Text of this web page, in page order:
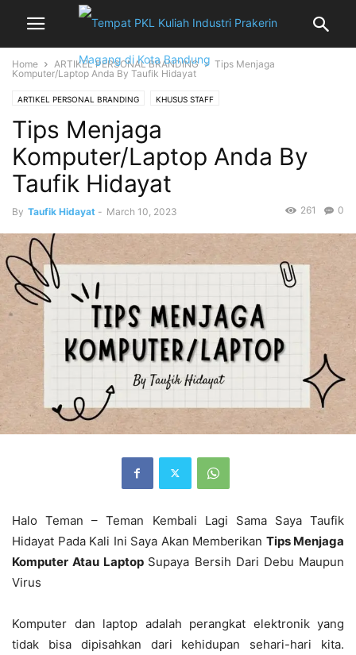
Home ARTIKEL PERSONAL BRANDING
Tips Menjaga
Komputer/Laptop Anda By Taufik Hidayat
ARTIKEL PERSONAL BRANDING KHUSUS STAFF
WEBSITE ADMIN DAN DEVELOPER
Tips Menjaga
Komputer/Laptop Anda By
Taufik Hidayat
By Taufik Hidayat - March 10, 2023 0
261
Halo Teman – Teman Kembali Lagi Sama Saya Taufik
Hidayat Pada Kali Ini Saya Akan Memberikan Tips Menjaga
Komputer Atau Laptop Supaya Bersih Dari Debu Maupun
Virus
Komputer dan laptop adalah perangkat elektronik yang
tidak bisa dipisahkan dari kehidupan sehari-hari kita.